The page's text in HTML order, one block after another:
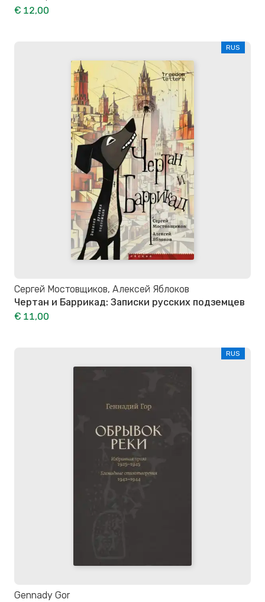
€ 12,00
RUS
Сергей Мостовщиков, Алексей Яблоков
Чертан и Баррикад: Записки русских подземцев
€ 11,00
RUS
Gennady Gor